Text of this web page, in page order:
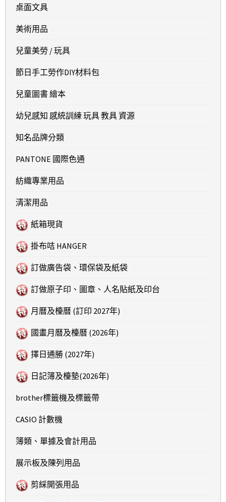
桌面文具
美術用品
兒童美勞 / 玩具
節日手工勞作DIY材料包
兒童圖書 繪本
幼兒感知 感統訓練 玩具 教具 資源
知名品牌分類
PANTONE 國際色通
紡織專業用品
清潔用品
紙箱現貨
掛布咭 HANGER
訂做廣告袋、環保袋及紙袋
訂做原子印、圖章、人名貼紙及印台
月曆及檯曆 (訂印 2027年)
國畫月曆及檯曆 (2026年)
擇日通勝 (2027年)
日記簿及檯墊(2026年)
brother標籤機及標籤帶
CASIO 計數機
簿類、單據及會計用品
展示板及陳列用品
剪綵開張用品